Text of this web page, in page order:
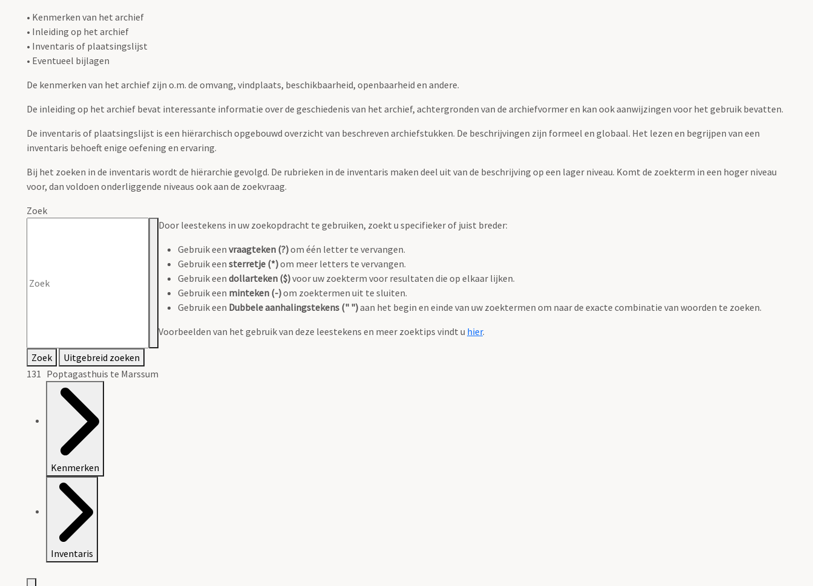
• Kenmerken van het archief
• Inleiding op het archief
• Inventaris of plaatsingslijst
• Eventueel bijlagen
De kenmerken van het archief zijn o.m. de omvang, vindplaats, beschikbaarheid, openbaarheid en andere.
De inleiding op het archief bevat interessante informatie over de geschiedenis van het archief, achtergronden van de archiefvormer en kan ook aanwijzingen voor het gebruik bevatten.
De inventaris of plaatsingslijst is een hiërarchisch opgebouwd overzicht van beschreven archiefstukken. De beschrijvingen zijn formeel en globaal. Het lezen en begrijpen van een
inventaris behoeft enige oefening en ervaring.
Bij het zoeken in de inventaris wordt de hiërarchie gevolgd. De rubrieken in de inventaris maken deel uit van de beschrijving op een lager niveau. Komt de zoekterm in een hoger niveau
voor, dan voldoen onderliggende niveaus ook aan de zoekvraag.
Zoek
Door leestekens in uw zoekopdracht te gebruiken, zoekt u specifieker of juist breder:
Gebruik een vraagteken (?)om één letter te vervangen.
Gebruik een sterretje (*)om meer letters te vervangen.
Gebruik een dollarteken ($)voor uw zoekterm voor resultaten die op elkaar lijken.
Gebruik een minteken (-)om zoektermen uit te sluiten.
Gebruik een Dubbele aanhalingstekens (" ")aan het begin en einde van uw zoektermen om naar de exacte combinatie van woorden te zoeken.
Voorbeelden van het gebruik van deze leestekens en meer zoektips vindt u hier.
Zoek
Uitgebreid zoeken
131 Poptagasthuis te Marssum
Kenmerken
Inventaris